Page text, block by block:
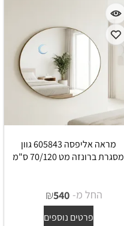
מראה אליפסה 605843 גוון
מסגרת ברונזה מט 70/120 ס"מ
החל מ- ₪540
פרטים נוספים